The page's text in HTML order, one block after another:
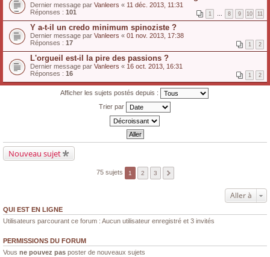
Dernier message par Vanleers « 11 déc. 2013, 11:31
Réponses : 101 1 … 8 9 10 11
Y a-t-il un credo minimum spinoziste ?
Dernier message par Vanleers « 01 nov. 2013, 17:38
Réponses : 17 1 2
L'orgueil est-il la pire des passions ?
Dernier message par Vanleers « 16 oct. 2013, 16:31
Réponses : 16 1 2
Afficher les sujets postés depuis :
Trier par
Nouveau sujet
75 sujets 1 2 3
Aller à
QUI EST EN LIGNE
Utilisateurs parcourant ce forum : Aucun utilisateur enregistré et 3 invités
PERMISSIONS DU FORUM
Vous ne pouvez pas poster de nouveaux sujets